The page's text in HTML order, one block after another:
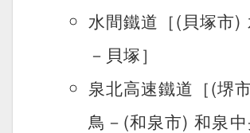
水間鐵道［(貝塚市)
－貝塚］
泉北高速鐵道［(堺
鳥－(和泉市) 和泉中